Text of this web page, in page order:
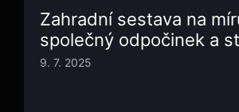
Zahradní sestava na
společný odpočinek a
9. 7. 2025